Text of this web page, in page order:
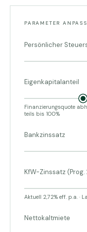
PARAMETER
Persönlicher
Eigenkapitalanteil
Finanzierungsquote
teils bis 100%
Bankzinssatz
KfW-Zinssatz (Prog.
Aktuell 2,72% eff. p.a. ·
Nettokaltmiete